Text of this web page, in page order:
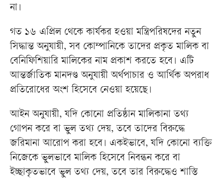
না।
গত ১৬ এপ্রিল থেকে কার্যকর হওয়া মন্ত্রিপরিষদের নতুন
সিদ্ধান্ত অনুযায়ী, সব কোম্পানিকে তাদের প্রকৃত মালিক বা
বেনিফিশিয়ারি মালিকের নাম প্রকাশ করতে হবে। এটি
আন্তর্জাতিক মানদণ্ড অনুযায়ী অর্থপাচার ও আর্থিক অপরাধ
প্রতিরোধের অংশ হিসেবে নেওয়া হয়েছে।
আইন অনুযায়ী, যদি কোনো প্রতিষ্ঠান মালিকানা তথ্য
গোপন করে বা ভুল তথ্য দেয়, তবে তাদের বিরুদ্ধে
জরিমানা আরোপ করা হবে। একইভাবে, যদি কোনো ব্যক্তি
নিজেকে ভুলভাবে মালিক হিসেবে নিবন্ধন করে বা
ইচ্ছাকৃতভাবে ভুল তথ্য দেয়, তবে তার বিরুদ্ধেও শাস্তি